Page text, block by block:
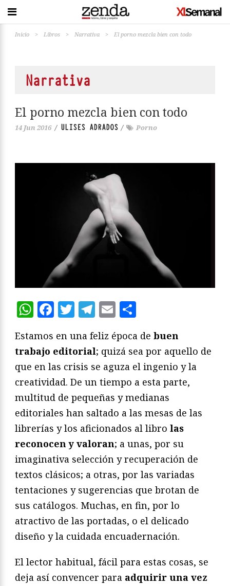
Inicio > Libros > Narrativa > El porno mezcla bien con todo
Narrativa
El porno mezcla bien con todo
14 Jun 2016 / ULISES ADRADOS / Porno
WhatsApp
Facebook
Twitter
Telegram
Email
Estamos en una feliz época de buen
trabajo editorial; quizá sea por aquello de
que en las crisis se aguza el ingenio y la
creatividad. De un tiempo a esta parte,
multitud de pequeñas y medianas
editoriales han saltado a las mesas de las
librerías y los aficionados al libro las
reconocen y valoran; a unas, por su
imaginativa selección y recuperación de
textos clásicos; a otras, por las variadas
tentaciones y sugerencias que brotan de
sus catálogos. Muchas, en fin, por lo
atractivo de las portadas, o el delicado
diseño y la cuidada encuadernación.
El lector habitual, fácil para estas cosas, se
deja así convencer para adquirir una vez